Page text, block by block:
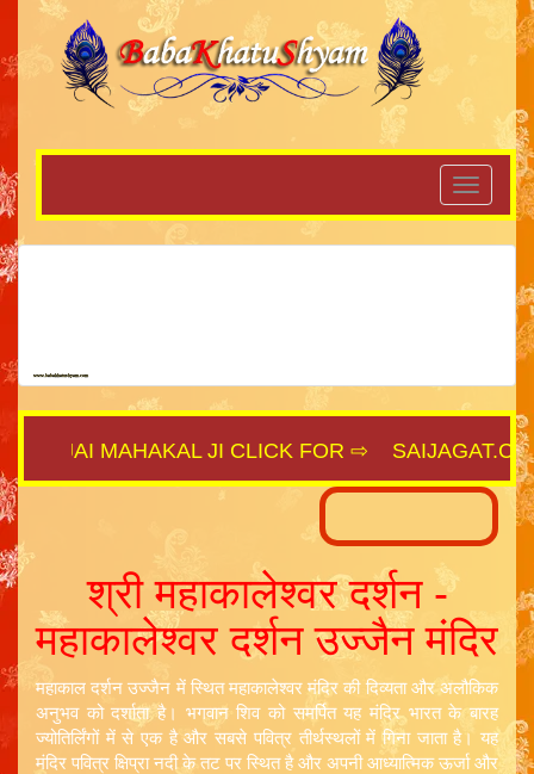
JAI MAHAKAL JI CLICK FOR ⇨ SAIJAGAT.COM||
श्री महाकालेश्वर दर्शन -
महाकालेश्वर दर्शन उज्जैन मंदिर
महाकाल दर्शन उज्जैन में स्थित महाकालेश्वर मंदिर की दिव्यता और अलौकिक
अनुभव को दर्शाता है। भगवान शिव को समर्पित यह मंदिर भारत के बारह
ज्योतिर्लिंगों में से एक है और सबसे पवित्र तीर्थस्थलों में गिना जाता है। यह
मंदिर पवित्र क्षिप्रा नदी के तट पर स्थित है और अपनी आध्यात्मिक ऊर्जा और